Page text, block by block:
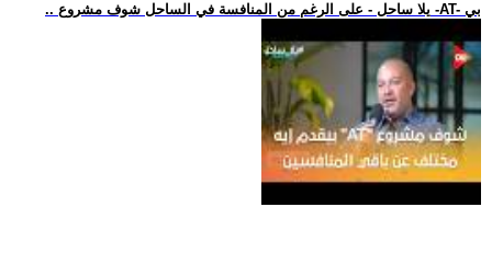
.. يلا ساحل - على الرغم من المنافسة في الساحل شوف مشروع -AT- بي